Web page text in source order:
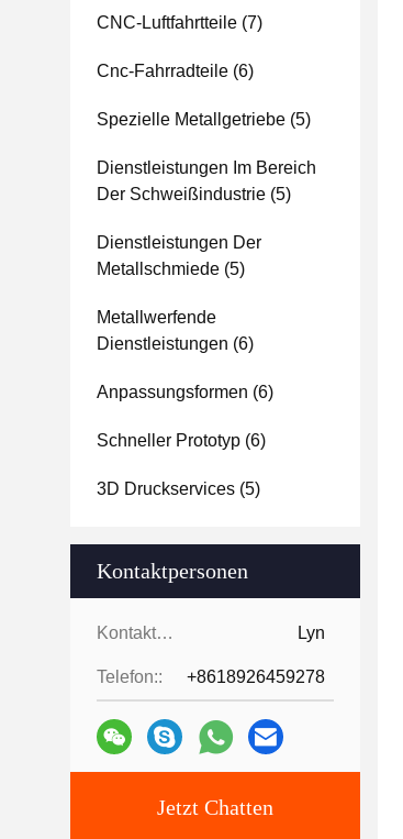
CNC-Luftfahrtteile (7)
Cnc-Fahrradteile (6)
Spezielle Metallgetriebe (5)
Dienstleistungen Im Bereich
Der Schweißindustrie (5)
Dienstleistungen Der
Metallschmiede (5)
Metallwerfende
Dienstleistungen (6)
Anpassungsformen (6)
Schneller Prototyp (6)
3D Druckservices (5)
Kontaktpersonen
Kontaktpersonen: Lyn
Telefon:: +8618926459278
Jetzt Chatten